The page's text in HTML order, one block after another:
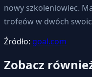
nowy szkoleniowiec.
trofeów w dwóch
Źródło: goal.com
Zobacz